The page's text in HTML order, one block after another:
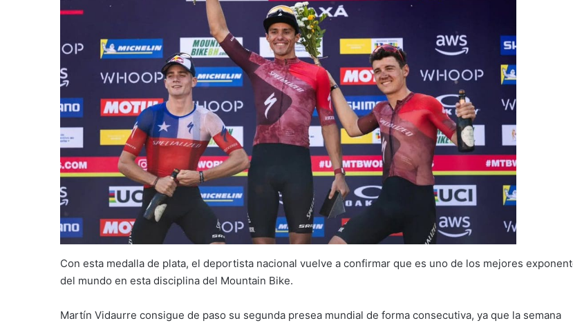
Con esta medalla de plata, el deportista nacional vuelve a confirmar que es uno de los mejores
del mundo en esta disciplina del Mountain Bike.
Martín Vidaurre consigue de paso su segunda presea mundial de forma consecutiva, ya que la semana